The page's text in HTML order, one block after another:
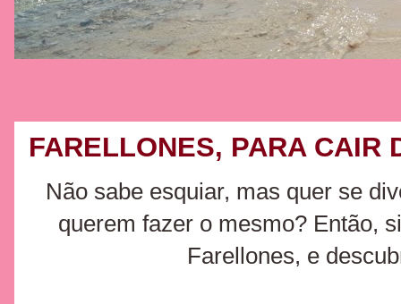
FARELLONES, PARA CAIR
Não sabe esquiar, mas quer se
querem fazer o mesmo? Então,
Farellones, e